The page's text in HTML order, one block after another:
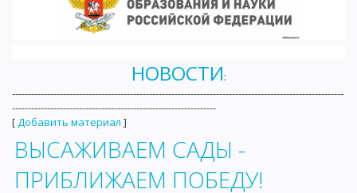
НОВОСТИ:
--------------------------------------------------------------------------------------------------------
----------------------------------------------------------------
[Добавить материал ]
ВЫСАЖИВАЕМ САДЫ -
ПРИБЛИЖАЕМ ПОБЕДУ!